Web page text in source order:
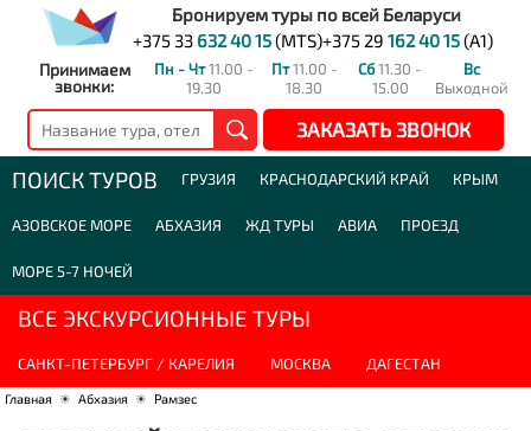
Бронируем туры по всей Беларуси
+375 33 632 40 15(MTS)+375 29 162 40 15(A1)
Принимаем
звонки:
Пн - Чт11.00 -
19.30
Пт11.00 -
18.30
Сб11.30 -
15.00
Вс
Выходной
ЗАКАЗАТЬ ЗВОНОК
ПОИСК ТУРОВ ГРУЗИЯ КРАСНОДАРСКИЙ КРАЙ КРЫМ
АЗОВСКОЕ МОРЕ АБХАЗИЯ ЖД ТУРЫ АВИА ПРОЕЗД
МОРЕ 5-7 НОЧЕЙ
ВСЕ ЭКСКУРСИОННЫЕ ТУРЫ
САНКТ-ПЕТЕРБУРГ / КАРЕЛИЯ МОСКВА ДАГЕСТАН
Главная ☀ Абхазия ☀ Рамзес